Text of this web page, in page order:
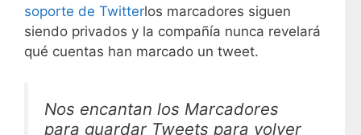
soporte de Twitterlos marcadores siguen
siendo privados y la compañía nunca revelará
qué cuentas han marcado un tweet.
Nos encantan los Marcadores
para guardar Tweets para volver